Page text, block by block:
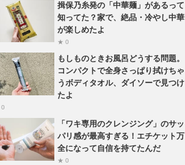
揖保乃糸発の「中華麺」があるって
知ってた？家で、絶品・冷やし中華
が楽しめたよ
★ 0
もしものときお風呂どうする問題。
コンパクトで全身さっぱり拭けちゃ
うボディタオル、ダイソーで見つけ
たよ
「ワキ専用のクレンジング」のサッ
パリ感が最高すぎる！エチケット万
全になって自信を持てたんだ
★ 0